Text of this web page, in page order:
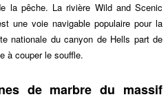
la pêche. La rivière Wild and Scenic
une voie navigable populaire pour la
nationale du canyon de Hells part de
à couper le souffle.
de marbre du massif